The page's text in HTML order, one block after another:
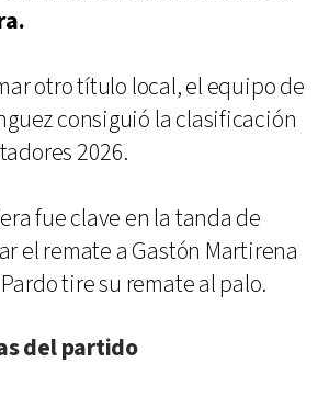
otro título local, el equipo de
consiguió la clasificación
2026.
fue clave en la tanda de
el remate a Gastón Martirena
tire su remate al palo.
del partido